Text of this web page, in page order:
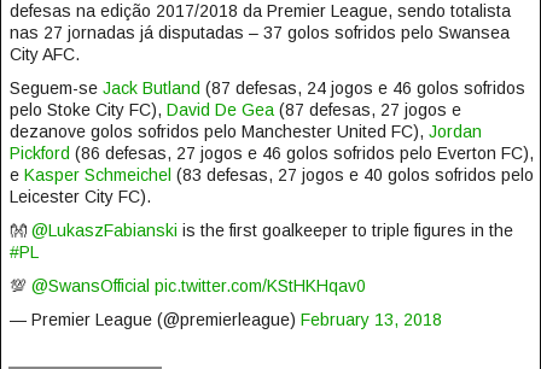
defesas na edição 2017/2018 da Premier League, sendo totalista
nas 27 jornadas já disputadas – 37 golos sofridos pelo Swansea
City AFC.
Seguem-se Jack Butland (87 defesas, 24 jogos e 46 golos sofridos
pelo Stoke City FC), David De Gea(87 defesas, 27 jogos e
dezanove golos sofridos pelo Manchester United FC), Jordan
Pickford (86 defesas, 27 jogos e 46 golos sofridos pelo Everton FC),
e Kasper Schmeichel (83 defesas, 27 jogos e 40 golos sofridos pelo
Leicester City FC).
👐 @LukaszFabianski is the first goalkeeper to triple figures in the
#PL
💯 @SwansOfficial pic.twitter.com/KStHKHqav0
— Premier League (@premierleague) February 13, 2018